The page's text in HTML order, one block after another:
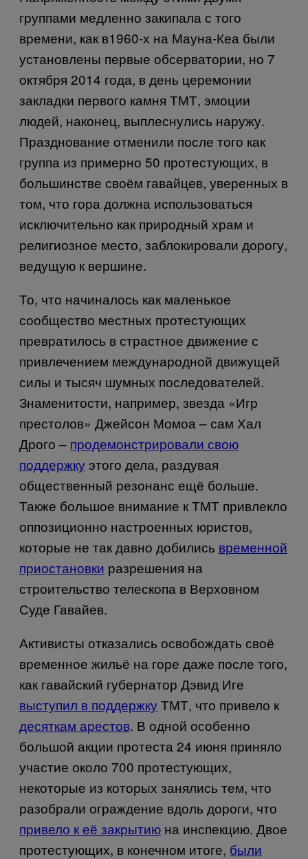
группами медленно закипала с того
времени, как в1960-х на Мауна-Кеа были
установлены первые обсерватории, но 7
октября 2014 года, в день церемонии
закладки первого камня ТМТ, эмоции
людей, наконец, выплеснулись наружу.
Празднование отменили после того как
группа из примерно 50 протестующих, в
большинстве своём гавайцев, уверенных в
том, что гора должна использоваться
исключительно как природный храм и
религиозное место, заблокировали дорогу,
ведущую к вершине.
То, что начиналось как маленькое
сообщество местных протестующих
превратилось в страстное движение с
привлечением международной движущей
силы и тысяч шумных последователей.
Знаменитости, например, звезда «Игр
престолов» Джейсон Момоа – сам Хал
Дрого – продемонстрировали свою
поддержкуэтого дела, раздувая
общественный резонанс ещё больше.
Также большое внимание к ТМТ привлекло
оппозиционно настроенных юристов,
которые не так давно добились временной
приостановки разрешения на
строительство телескопа в Верховном
Суде Гавайев.
Активисты отказались освобождать своё
временное жильё на горе даже после того,
как гавайский губернатор Дэвид Иге
выступил в поддержкуТМТ, что привело к
десяткам арестов. В одной особенно
большой акции протеста 24 июня приняло
участие около 700 протестующих,
некоторые из которых занялись тем, что
разобрали ограждение вдоль дороги, что
привело к её закрытию на инспекцию. Двое
протестующих, в конечном итоге, были